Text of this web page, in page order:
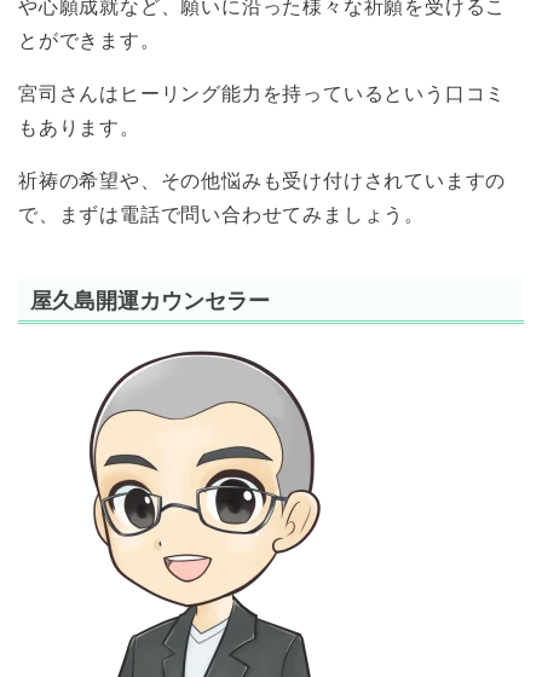
や心願成就など、願いに沿った様々な祈願を受けるこ
とができます。
宮司さんはヒーリング能力を持っているという口コミ
もあります。
祈祷の希望や、その他悩みも受け付けされていますの
で、まずは電話で問い合わせてみましょう。
屋久島開運カウンセラー